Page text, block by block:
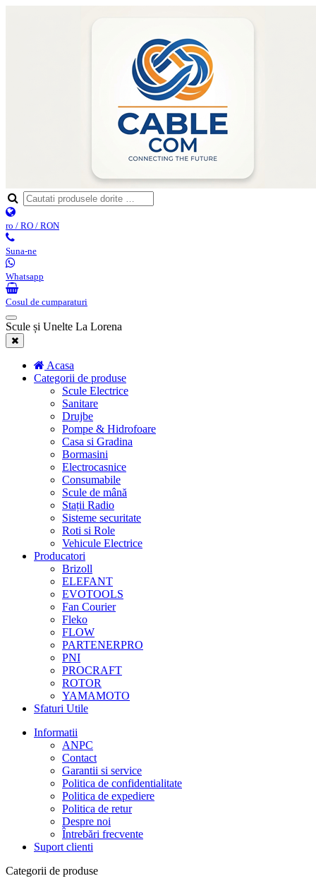
ro / RO / RON
Suna-ne
Whatsapp
Cosul de cumparaturi
Scule și Unelte La Lorena
Acasa
Categorii de produse
Scule Electrice
Sanitare
Drujbe
Pompe & Hidrofoare
Casa si Gradina
Bormasini
Electrocasnice
Consumabile
Scule de mână
Stații Radio
Sisteme securitate
Roti si Role
Vehicule Electrice
Producatori
Brizoll
ELEFANT
EVOTOOLS
Fan Courier
Fleko
FLOW
PARTENERPRO
PNI
PROCRAFT
ROTOR
YAMAMOTO
Sfaturi Utile
Informatii
ANPC
Contact
Garantii si service
Politica de confidentialitate
Politica de expediere
Politica de retur
Despre noi
Întrebări frecvente
Suport clienti
Categorii de produse